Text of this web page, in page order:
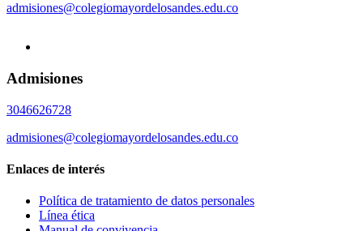
admisiones@colegiomayordelosandes.edu.co
Admisiones
3046626728
admisiones@colegiomayordelosandes.edu.co
Enlaces de interés
Política de tratamiento de datos personales
Línea ética